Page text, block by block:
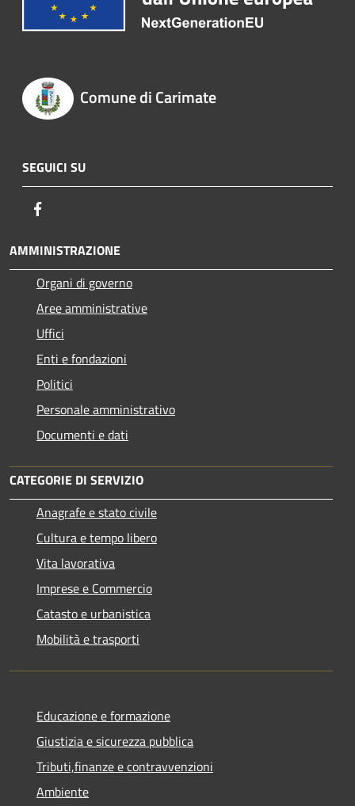
Comune di Carimate
SEGUICI SU
AMMINISTRAZIONE
Organi di governo
Aree amministrative
Uffici
Enti e fondazioni
Politici
Personale amministrativo
Documenti e dati
CATEGORIE DI SERVIZIO
Anagrafe e stato civile
Cultura e tempo libero
Vita lavorativa
Imprese e Commercio
Catasto e urbanistica
Mobilità e trasporti
Educazione e formazione
Giustizia e sicurezza pubblica
Tributi,finanze e contravvenzioni
Ambiente